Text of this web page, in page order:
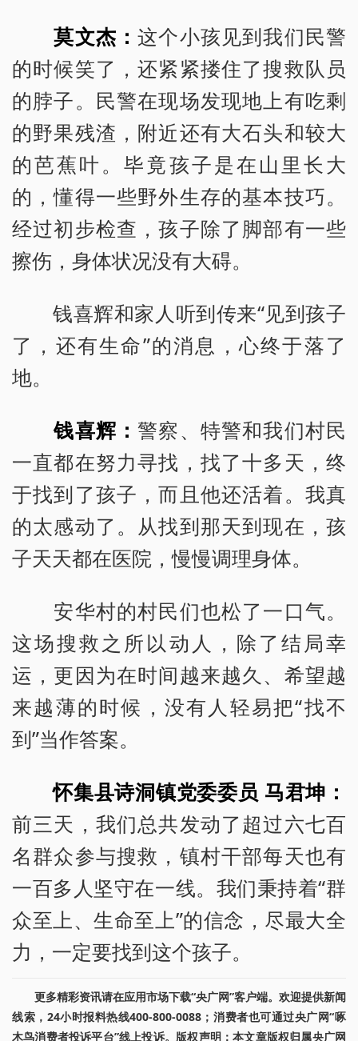
莫文杰：这个小孩见到我们民警
的时候笑了，还紧紧搂住了搜救队员
的脖子。民警在现场发现地上有吃剩
的野果残渣，附近还有大石头和较大
的芭蕉叶。毕竟孩子是在山里长大
的，懂得一些野外生存的基本技巧。
经过初步检查，孩子除了脚部有一些
擦伤，身体状况没有大碍。
钱喜辉和家人听到传来“见到孩子
了，还有生命”的消息，心终于落了
地。
钱喜辉：警察、特警和我们村民
一直都在努力寻找，找了十多天，终
于找到了孩子，而且他还活着。我真
的太感动了。从找到那天到现在，孩
子天天都在医院，慢慢调理身体。
安华村的村民们也松了一口气。
这场搜救之所以动人，除了结局幸
运，更因为在时间越来越久、希望越
来越薄的时候，没有人轻易把“找不
到”当作答案。
怀集县诗洞镇党委委员 马君坤：
前三天，我们总共发动了超过六七百
名群众参与搜救，镇村干部每天也有
一百多人坚守在一线。我们秉持着“群
众至上、生命至上”的信念，尽最大全
力，一定要找到这个孩子。
更多精彩资讯请在应用市场下载“央广网”客户端。欢迎提供新闻
线索，24小时报料热线400-800-0088；消费者也可通过央广网“啄
木鸟消费者投诉平台”线上投诉。版权声明：本文章版权归属央广网